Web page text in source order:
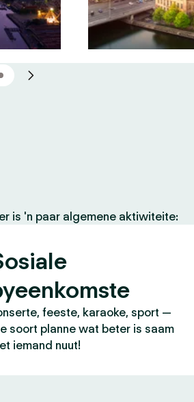
is 'n paar algemene aktiwiteite:
feeste, karaoke, sport —
soort planne wat beter is saam
iemand nuut!